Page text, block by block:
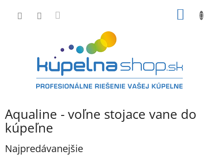
Aqualine - voľne stojace vane do
kúpeľne
Najpredávanejšie